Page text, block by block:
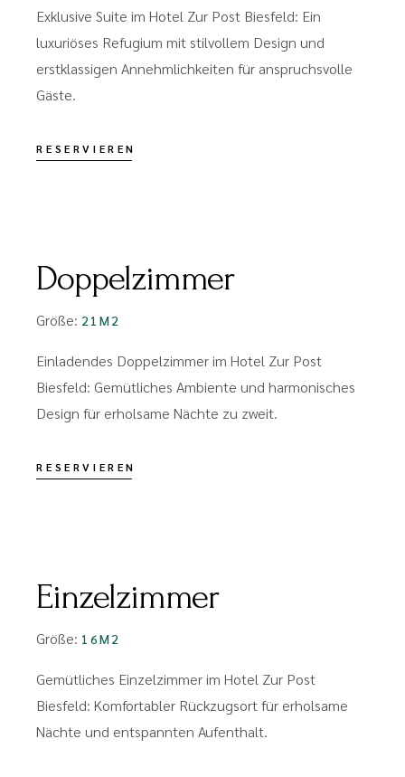
Exklusive Suite im Hotel Zur Post Biesfeld: Ein
luxuriöses Refugium mit stilvollem Design und
erstklassigen Annehmlichkeiten für anspruchsvolle
Gäste.
RESERVIEREN
Doppelzimmer
Größe: 21M2
Einladendes Doppelzimmer im Hotel Zur Post
Biesfeld: Gemütliches Ambiente und harmonisches
Design für erholsame Nächte zu zweit.
RESERVIEREN
Einzelzimmer
Größe: 16M2
Gemütliches Einzelzimmer im Hotel Zur Post
Biesfeld: Komfortabler Rückzugsort für erholsame
Nächte und entspannten Aufenthalt.